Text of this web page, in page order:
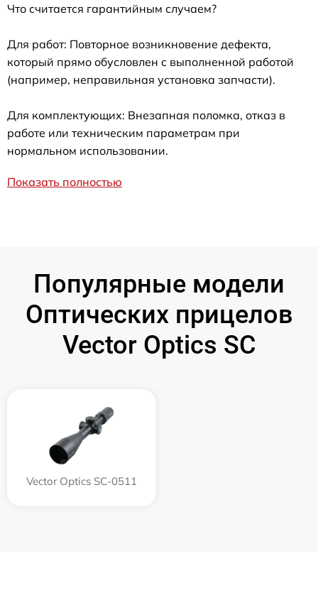
Что считается гарантийным случаем?
Для работ: Повторное возникновение дефекта,
который прямо обусловлен с выполненной работой
(например, неправильная установка запчасти).
Для комплектующих: Внезапная поломка, отказ в
работе или техническим параметрам при
нормальном использовании.
Показать полностью
Популярные модели
Оптических прицелов
Vector Optics SC
Vector Optics SC-0511